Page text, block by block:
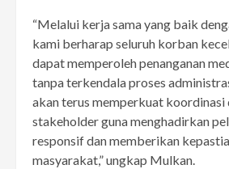
“Melalui kerja sama yang baik
kami berharap seluruh korban
dapat memperoleh penanganan
tanpa terkendala proses
akan terus memperkuat koordinasi
stakeholder guna menghadirkan
responsif dan memberikan
masyarakat,” ungkap Mulkan.